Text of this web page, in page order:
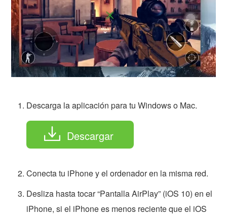
Descarga la aplicación para tu Windows o Mac.
Descargar
Conecta tu iPhone y el ordenador en la misma red.
Desliza hasta tocar “Pantalla AirPlay” (iOS 10) en el
iPhone, si el iPhone es menos reciente que el iOS